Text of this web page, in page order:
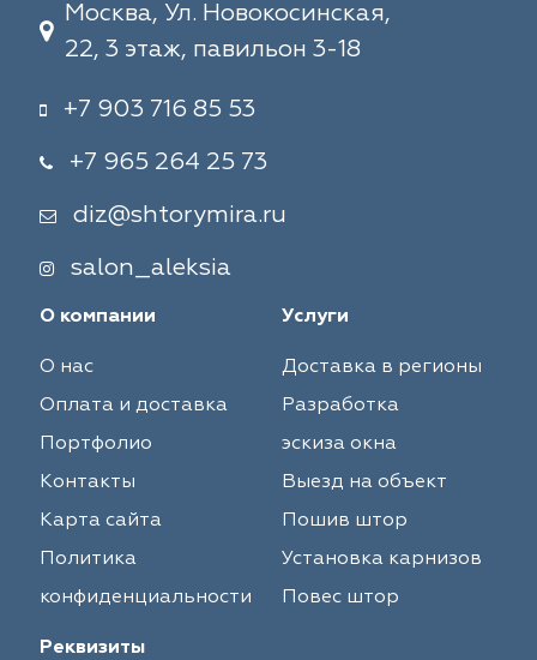
Москва, Ул. Новокосинская,
22, 3 этаж, павильон 3-18
+7 903 716 85 53
+7 965 264 25 73
diz@shtorymira.ru
salon_aleksia
О компании
О нас
Оплата и доставка
Портфолио
Контакты
Карта сайта
Политика
конфиденциальности
Услуги
Доставка в регионы
Разработка
эскиза окна
Выезд на объект
Пошив штор
Установка карнизов
Повес штор
Реквизиты